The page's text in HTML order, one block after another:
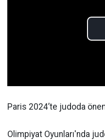
Paris 2024’te judoda
Olimpiyat Oyunları'nda